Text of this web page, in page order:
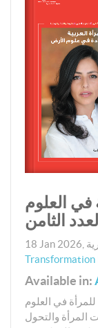
في العلوم
الثامن
18 Jan 2026
Transformation
Available in:
في العلوم
المرأة والتحول